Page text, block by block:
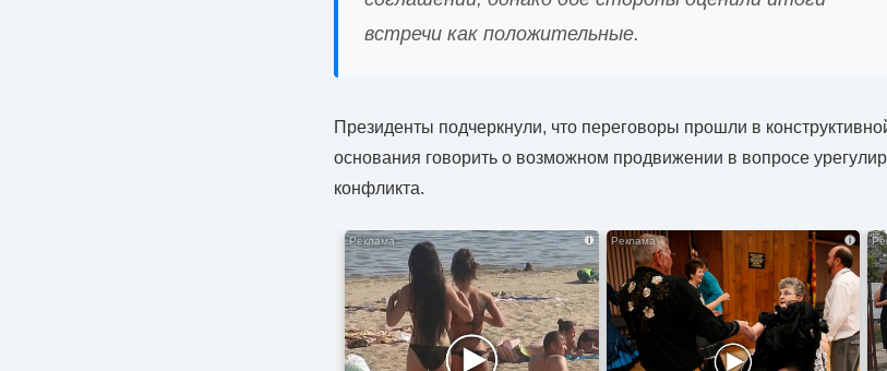
встречи как положительные.
Президенты подчеркнули, что переговоры прошли в
основания говорить о возможном продвижении в вопросе
конфликта.
i i